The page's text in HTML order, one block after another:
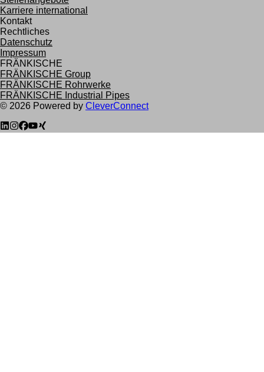
Karriere international
Kontakt
Rechtliches
Datenschutz
Impressum
FRÄNKISCHE
FRÄNKISCHE Group
FRÄNKISCHE Rohrwerke
FRÄNKISCHE Industrial Pipes
© 2026 Powered by CleverConnect